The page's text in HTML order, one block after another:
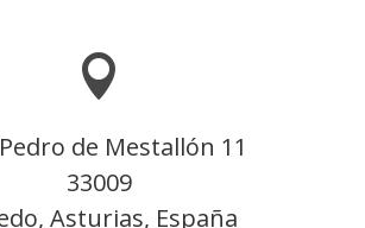

de Mestallón 11
33009
Asturias, España